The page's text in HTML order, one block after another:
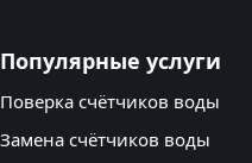
Популярные услуги
Поверка счётчиков воды
Замена счётчиков воды